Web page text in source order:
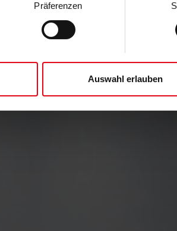
Präferenzen
Auswahl erlauben